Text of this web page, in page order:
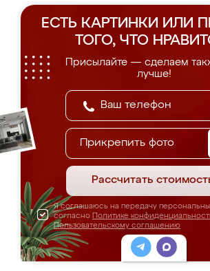
ЕСТЬ КАРТИНКИ ИЛИ
ТОГО, ЧТО
Присылайте — сделаем
лучше!
Прикрепить фото
Рассчитать
Я соглашаюсь на передачу
согласно Политике
Пользовательскому соглашению